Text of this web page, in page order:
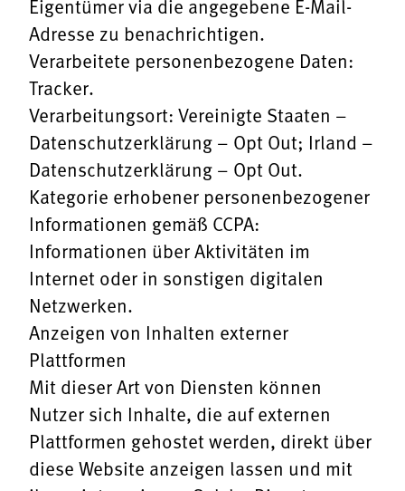
Eigentümer via die angegebene E-Mail-
Adresse zu benachrichtigen.
Verarbeitete personenbezogene Daten:
Tracker.
Verarbeitungsort: Vereinigte Staaten –
Datenschutzerklärung – Opt Out; Irland –
Datenschutzerklärung – Opt Out.
Kategorie erhobener personenbezogener
Informationen gemäß CCPA:
Informationen über Aktivitäten im
Internet oder in sonstigen digitalen
Netzwerken.
Anzeigen von Inhalten externer
Plattformen
Mit dieser Art von Diensten können
Nutzer sich Inhalte, die auf externen
Plattformen gehostet werden, direkt über
diese Website anzeigen lassen und mit